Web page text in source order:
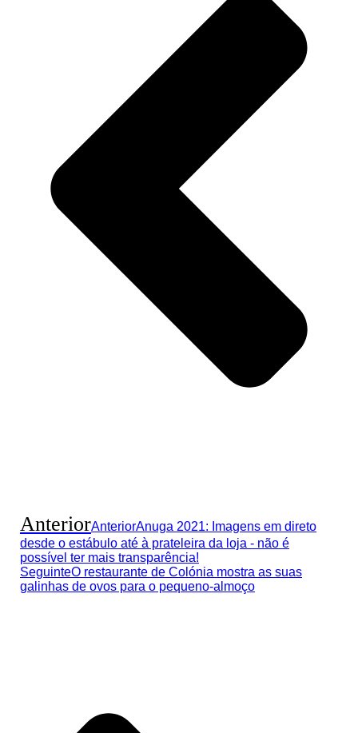
AnteriorAnteriorAnuga 2021: Imagens em direto
desde o estábulo até à prateleira da loja - não é
possível ter mais transparência!
SeguinteO restaurante de Colónia mostra as suas
galinhas de ovos para o pequeno-almoço